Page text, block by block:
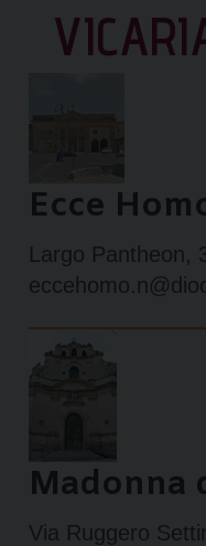
Ecce
Largo Pantheon,
Madonna
Via Ruggero